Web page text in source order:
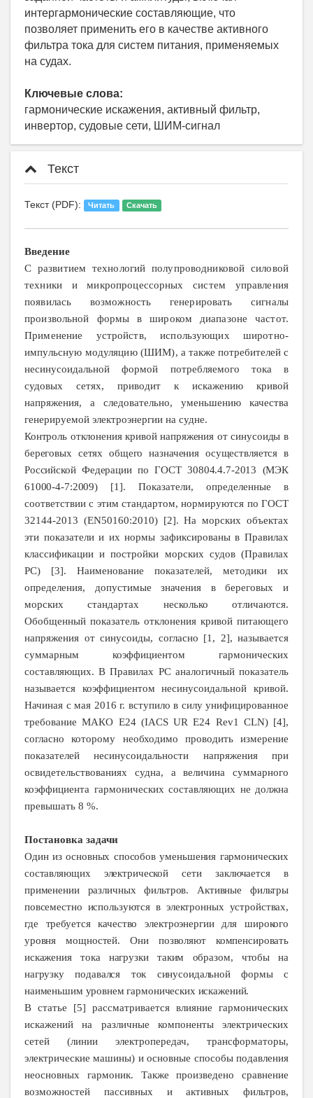
интергармонические составляющие, что
позволяет применить его в качестве активного
фильтра тока для систем питания, применяемых
на судах.
Ключевые слова:
гармонические искажения, активный фильтр,
инвертор, судовые сети, ШИМ-сигнал
Текст
Текст (PDF): Читать Скачать
Введение
С развитием технологий полупроводниковой силовой
техники и микропроцессорных систем управления
появилась возможность генерировать сигналы
произвольной формы в широком диапазоне частот.
Применение устройств, использующих широтно-
импульсную модуляцию (ШИМ), а также потребителей с
несинусоидальной формой потребляемого тока в
судовых сетях, приводит к искажению кривой
напряжения, а следовательно, уменьшению качества
генерируемой электроэнергии на судне.
Контроль отклонения кривой напряжения от синусоиды в
береговых сетях общего назначения осуществляется в
Российской Федерации по ГОСТ 30804.4.7-2013 (МЭК
61000-4-7:2009) [1]. Показатели, определенные в
соответствии с этим стандартом, нормируются по ГОСТ
32144-2013 (EN50160:2010) [2]. На морских объектах
эти показатели и их нормы зафиксированы в Правилах
классификации и постройки морских судов (Правилах
PC) [3]. Наименование показателей, методики их
определения, допустимые значения в береговых и
морских стандартах несколько отличаются.
Обобщенный показатель отклонения кривой питающего
напряжения от синусоиды, согласно [1, 2], называется
суммарным коэффициентом гармонических
составляющих. В Правилах PC аналогичный показатель
называется коэффициентом несинусоидальной кривой.
Начиная с мая 2016 г. вступило в силу унифицированное
требование МАКО Е24 (IACS UR E24 Rev1 CLN) [4],
согласно которому необходимо проводить измерение
показателей несинусоидальности напряжения при
освидетельствованиях судна, а величина суммарного
коэффициента гармонических составляющих не должна
превышать 8 %.
Постановка задачи
Один из основных способов уменьшения гармонических
составляющих электрической сети заключается в
применении различных фильтров. Активные фильтры
повсеместно используются в электронных устройствах,
где требуется качество электроэнергии для широкого
уровня мощностей. Они позволяют компенсировать
искажения тока нагрузки таким образом, чтобы на
нагрузку подавался ток синусоидальной формы с
наименьшим уровнем гармонических искажений.
В статье [5] рассматривается влияние гармонических
искажений на различные компоненты электрических
сетей (линии электропередач, трансформаторы,
электрические машины) и основные способы подавления
неосновных гармоник. Также произведено сравнение
возможностей пассивных и активных фильтров,